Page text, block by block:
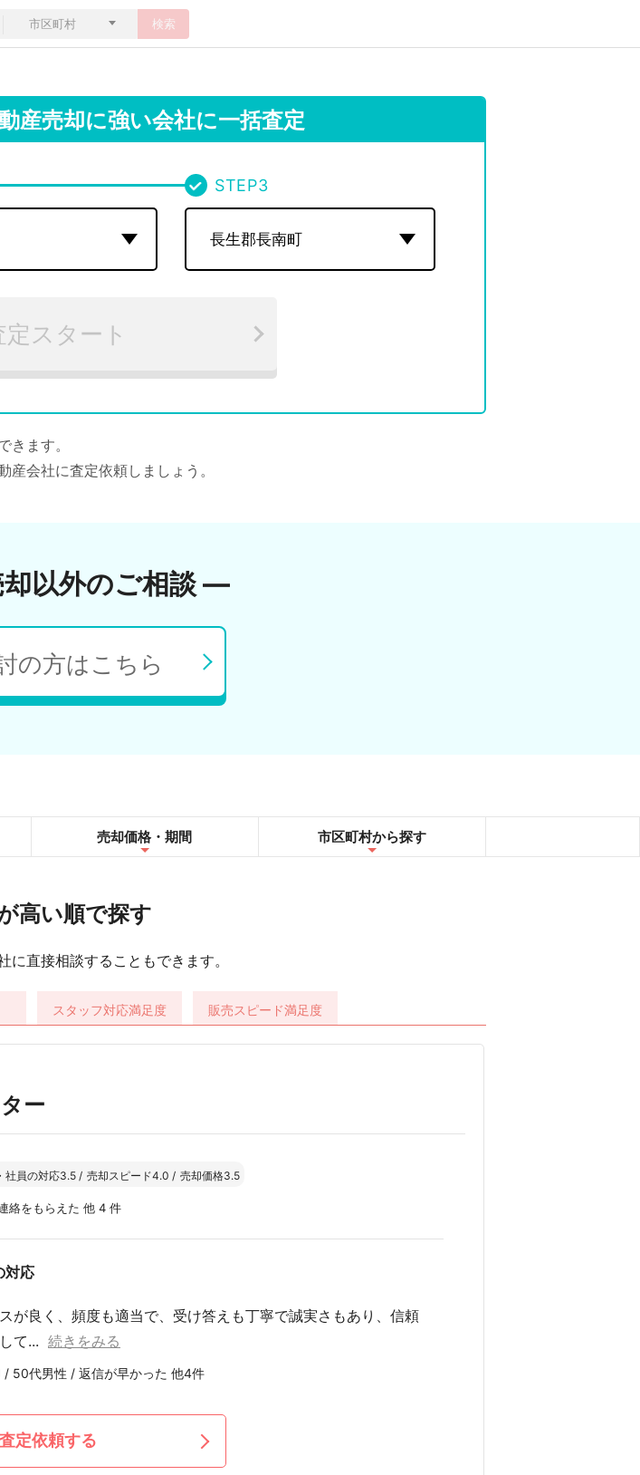
検索
産売却に強い会社に一括査定
STEP3
定スタート
ます。
会社に査定依頼しましょう。
以外のご相談 ―
の方はこちら
売却価格・期間 市区町村から探す
高い順で探す
直接相談することもできます。
スタッフ対応満足度 販売スピード満足度
ー
社員の対応3.5 / 売却スピード4.0 / 売却価格3.5
絡をもらえた 他 4 件
対応
が良く、頻度も適当で、受け答えも丁寧で誠実さもあり、信頼
て... 続きをみる
50代男性 / 返信が早かった 他4件
定依頼する